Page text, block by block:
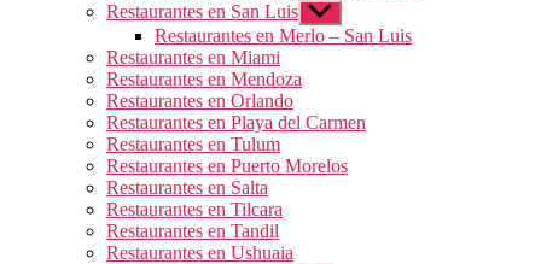
Restaurantes en San Luis Mostrar
el
submenú
Restaurantes en Merlo – San Luis
Restaurantes en Miami
Restaurantes en Mendoza
Restaurantes en Orlando
Restaurantes en Playa del Carmen
Restaurantes en Tulum
Restaurantes en Puerto Morelos
Restaurantes en Salta
Restaurantes en Tilcara
Restaurantes en Tandil
Restaurantes en Ushuaia